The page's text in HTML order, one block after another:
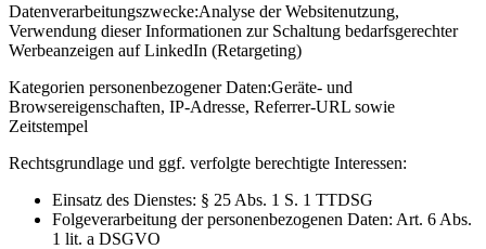
Datenverarbeitungszwecke:Analyse der Websitenutzung,
Verwendung dieser Informationen zur Schaltung bedarfsgerechter
Werbeanzeigen auf LinkedIn (Retargeting)
Kategorien personenbezogener Daten:Geräte- und
Browsereigenschaften, IP-Adresse, Referrer-URL sowie
Zeitstempel
Rechtsgrundlage und ggf. verfolgte berechtigte Interessen:
Einsatz des Dienstes: § 25 Abs. 1 S. 1 TTDSG
Folgeverarbeitung der personenbezogenen Daten: Art. 6 Abs.
1 lit. a DSGVO